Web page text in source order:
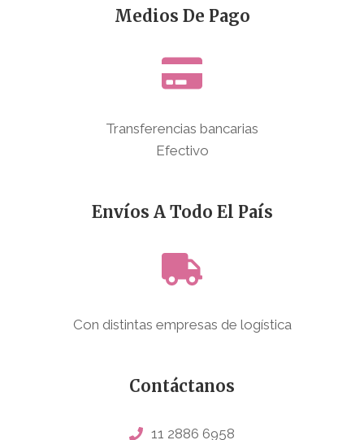
Medios De Pago
Transferencias bancarias
Efectivo
Envíos A Todo El País
Con distintas empresas de logística
Contáctanos
11 2886 6958